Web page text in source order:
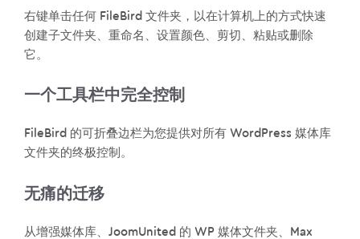
右键单击任何 FileBird 文件夹，以在计算机上的方式快速
创建子文件夹、重命名、设置颜色、剪切、粘贴或删除
它。
一个工具栏中完全控制
FileBird 的可折叠边栏为您提供对所有 WordPress 媒体库
文件夹的终极控制。
无痛的迁移
从增强媒体库、JoomUnited 的 WP 媒体文件夹、Max